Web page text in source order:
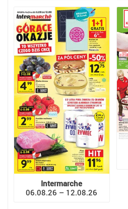
Intermarche
06.08.26 – 12.08.26